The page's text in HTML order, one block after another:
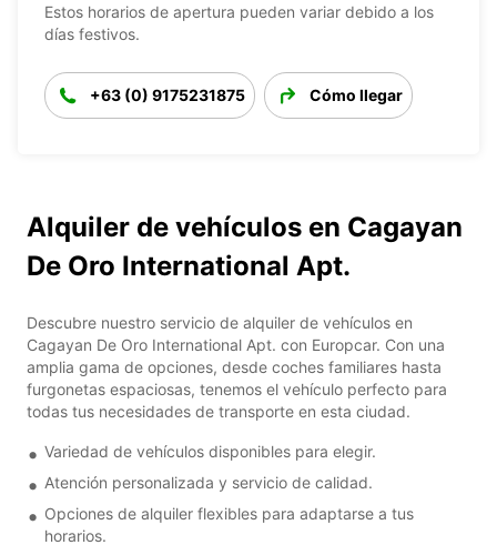
Estos horarios de apertura pueden variar debido a los
días festivos.
+63 (0) 9175231875 Cómo llegar
Alquiler de vehículos en Cagayan
De Oro International Apt.
Descubre nuestro servicio de alquiler de vehículos en
Cagayan De Oro International Apt. con Europcar. Con una
amplia gama de opciones, desde coches familiares hasta
furgonetas espaciosas, tenemos el vehículo perfecto para
todas tus necesidades de transporte en esta ciudad.
Variedad de vehículos disponibles para elegir.
Atención personalizada y servicio de calidad.
Opciones de alquiler flexibles para adaptarse a tus
horarios.